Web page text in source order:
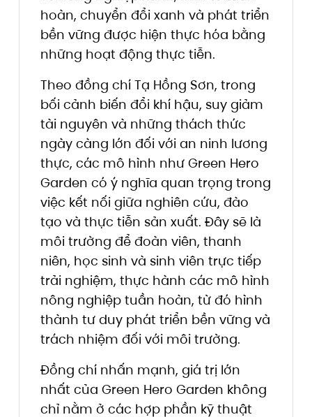
hoàn, chuyển đổi xanh và phát triển
bền vững được hiện thực hóa bằng
những hoạt động thực tiễn.
Theo đồng chí Tạ Hồng Sơn, trong
bối cảnh biến đổi khí hậu, suy giảm
tài nguyên và những thách thức
ngày càng lớn đối với an ninh lương
thực, các mô hình như Green Hero
Garden có ý nghĩa quan trọng trong
việc kết nối giữa nghiên cứu, đào
tạo và thực tiễn sản xuất. Đây sẽ là
môi trường để đoàn viên, thanh
niên, học sinh và sinh viên trực tiếp
trải nghiệm, thực hành các mô hình
nông nghiệp tuần hoàn, từ đó hình
thành tư duy phát triển bền vững và
trách nhiệm đối với môi trường.
Đồng chí nhấn mạnh, giá trị lớn
nhất của Green Hero Garden không
chỉ nằm ở các hợp phần kỹ thuật